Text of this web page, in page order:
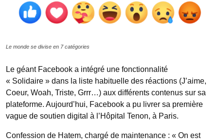
Le monde se divise en 7 catégories
Le géant Facebook a intégré une fonctionnalité
« Solidaire » dans la liste habituelle des réactions (J’aime,
Coeur, Woah, Triste, Grrr…) aux différents contenus sur sa
plateforme. Aujourd’hui, Facebook a pu livrer sa première
vague de soutien digital à l’Hôpital Tenon, à Paris.
Confession de Hatem, chargé de maintenance : « On est